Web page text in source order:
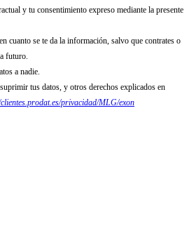
y tu consentimiento expreso mediante la presente
cuanto se te da la información, salvo que contrates o
futuro.
a nadie.
tus datos, y otros derechos explicados en
privacidad/MLG/exon